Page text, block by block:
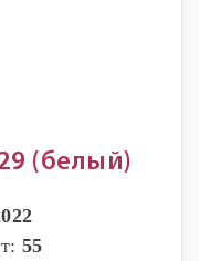
(белый)
55